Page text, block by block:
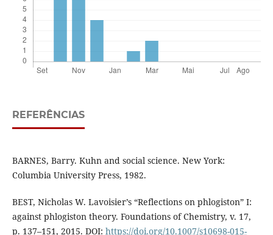
REFERÊNCIAS
BARNES, Barry. Kuhn and social science. New York:
Columbia University Press, 1982.
BEST, Nicholas W. Lavoisier’s “Reflections on phlogiston” I:
against phlogiston theory. Foundations of Chemistry, v. 17,
p. 137–151, 2015. DOI: https://doi.org/10.1007/s10698-015-